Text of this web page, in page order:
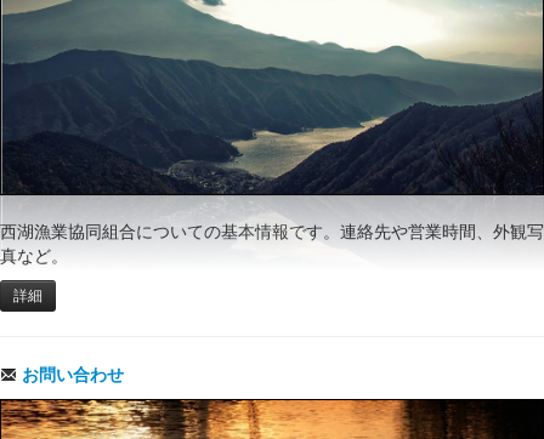
西湖漁業協同組合についての基本情報です。連絡先や営業時間、外観写
真など。
詳細
お問い合わせ